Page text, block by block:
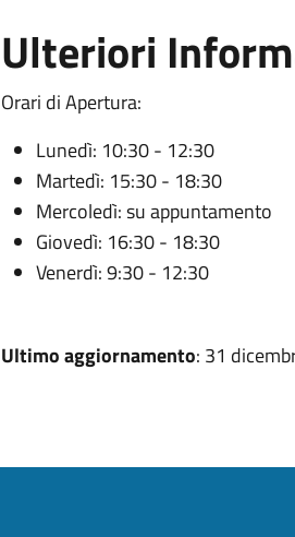
Ulteriori
Orari di Apertura:
Lunedì: 10:30 - 12:30
Martedì: 15:30 - 18:30
Mercoledì: su appuntamento
Giovedì: 16:30 - 18:30
Venerdì: 9:30 - 12:30
Ultimo aggiornamento: 31